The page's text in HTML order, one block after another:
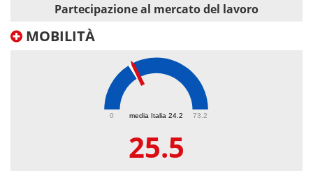
Partecipazione al mercato del lavoro
MOBILITÀ
media Italia 24.2
0 73.2
25.5